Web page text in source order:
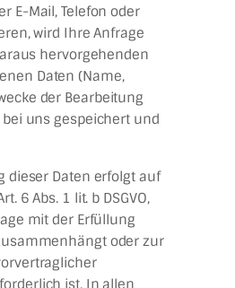
E-Mail, Telefon oder
wird Ihre Anfrage
hervorgehenden
Daten (Name,
der Bearbeitung
uns gespeichert und
dieser Daten erfolgt auf
6 Abs. 1 lit. b DSGVO,
mit der Erfüllung
oder zur
ist. In allen